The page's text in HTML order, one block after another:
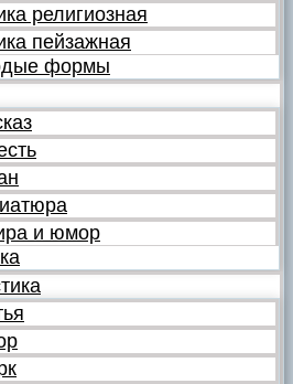
религиозная
пейзажная
формы
и юмор